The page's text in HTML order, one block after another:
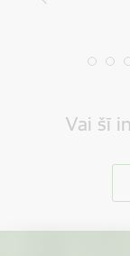
Vai šī